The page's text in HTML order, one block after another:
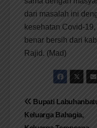
dari masalah ini
kesehatan Covid-
benar bersih dari
Rajid. (Mad)
Navigasi
Bupati
Keluarga Bahagia,